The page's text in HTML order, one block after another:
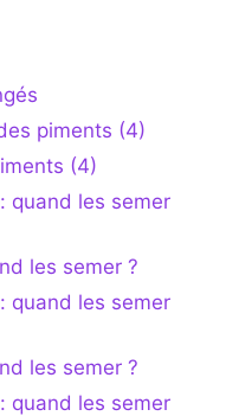
piments (4)
(4)
quand les semer
les semer ?
quand les semer
les semer ?
quand les semer